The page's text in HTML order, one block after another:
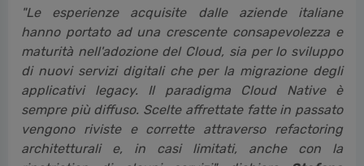
di core business (32%) o almeno una parte di essi
(52%). Il livello di fiducia da parte delle aziende si
evince dalla propensione pressoché nulla a far
ricorso alla cosiddetta“repatriation”- cioè il
trasferimento di dati e applicazioni dal cloud
pubblico a sistemi on-premise o privati -limitata al
2%del campione.
"Le esperienze acquisite dalle aziende italiane